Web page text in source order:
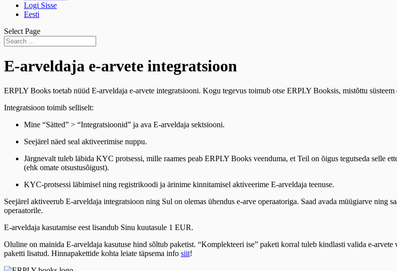
Logi Sisse
Eesti
Select Page
E-arveldaja e-arvete integratsioon
ERPLY Books toetab nüüd E-arveldaja e-arvete integratsiooni. Kogu tegevus toimub otse ERPLY Booksis, mistõttu
Integratsioon toimib selliselt:
Mine “Sätted” > “Integratsioonid” ja ava E-arveldaja sektsiooni.
Seejärel näed seal aktiveerimise nuppu.
Järgnevalt tuleb läbida KYC protsessi, mille raames peab ERPLY Books veenduma, et Teil on õigus tegutseda selle
(ehk omate otsustusõigust).
KYC-protsessi läbimisel ning registrikoodi ja ärinime kinnitamisel aktiveerime E-arveldaja teenuse.
Seejärel aktiveerub E-arveldaja integratsioon ning Sul on olemas ühendus e-arve operaatoriga. Saad avada müügiarve ning
operaatorile.
E-arveldaja kasutamise eest lisandub Sinu kuutasule 1 EUR.
Oluline on mainida E-arveldaja kasutuse hind sõltub paketist. “Komplekteeri ise” paketi korral tuleb kindlasti valida e-
paketti lisatud. Hinnapakettide kohta leiate täpsema info siit!